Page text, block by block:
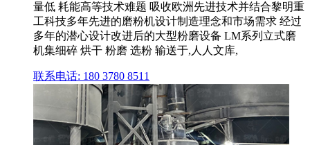
量低 耗能高等技术难题 吸收欧洲先进技术并结合黎明重
工科技多年先进的磨粉机设计制造理念和市场需求 经过
多年的潜心设计改进后的大型粉磨设备 LM系列立式磨
机集细碎 烘干 粉磨 选粉 输送于,人人文库,
联系电话: 180 3780 8511